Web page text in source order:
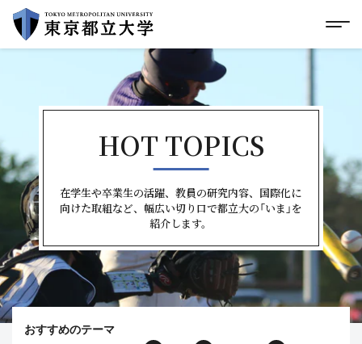
イ
ツ
に
ス
キ
グローバルメニューにスキップ メ
HOT TOPICS
在学生や卒業生の活躍、教員の研究内容、国際化に
向けた取組など、幅広い切り口で都立大の「いま」を
紹介します。
おすすめのテーマ